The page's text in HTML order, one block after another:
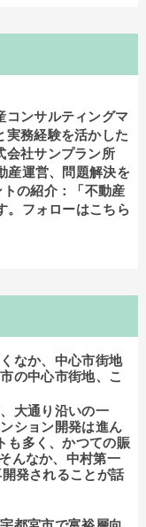
コンサルティングマ
実務経験を活かした
会社サンプラン所
産運営、問題解決を
の紹介：「不動産
。フォローはこちら
なか、中心市街地
の中心市街地、こ
大通り沿いの一
ション開発は進ん
も多く、かつての賑
んなか、中村第一
発されることが話